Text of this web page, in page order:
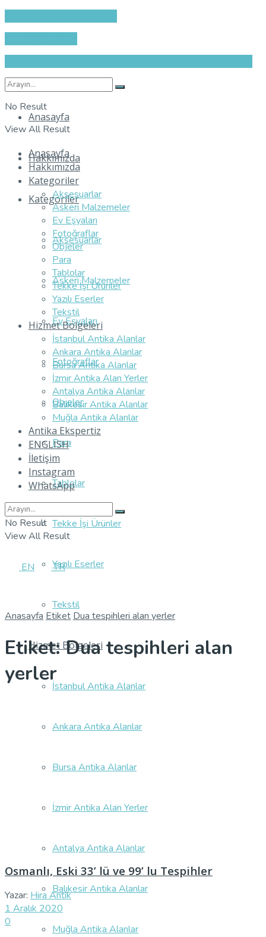
No Result
View All Result
Anasayfa
Hakkımızda
Kategoriler
Aksesuarlar
Askeri Malzemeler
Ev Eşyaları
Fotoğraflar
Objeler
Para
Tablolar
Tekke İşi Ürünler
Yazılı Eserler
Tekstil
Hizmet Bölgeleri
İstanbul Antika Alanlar
Ankara Antika Alanlar
Bursa Antika Alanlar
İzmir Antika Alan Yerler
Antalya Antika Alanlar
Balıkesir Antika Alanlar
Muğla Antika Alanlar
Anasayfa
Hakkımızda
Kategoriler
Aksesuarlar
Askeri Malzemeler
Ev Eşyaları
Fotoğraflar
Objeler
Para
Tablolar
Tekke İşi Ürünler
Yazılı Eserler
Tekstil
Hizmet Bölgeleri
İstanbul Antika Alanlar
Ankara Antika Alanlar
Bursa Antika Alanlar
İzmir Antika Alan Yerler
Antalya Antika Alanlar
Balıkesir Antika Alanlar
Muğla Antika Alanlar
Antika Ekspertiz
ENGLISH
İletişim
Instagram
WhatsApp
No Result
View All Result
EN TR
Anasayfa Etiket Dua tespihleri alan yerler
Etiket:Dua tespihleri alan
yerler
Osmanlı, Eski 33’ lü ve 99’ lu Tespihler
Yazar: Hira Antik
1 Aralık 2020
0